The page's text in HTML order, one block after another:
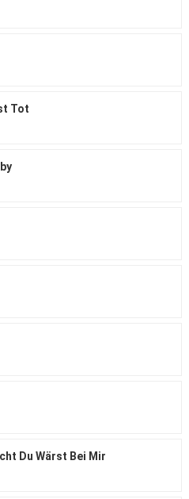
Tot
Du Wärst Bei Mir